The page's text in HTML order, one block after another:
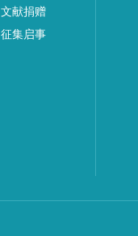
文献捐赠
征集启事